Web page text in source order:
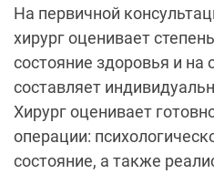
На первичной
хирург оценивает
состояние здоровья и на
составляет
Хирург оценивает
операции:
состояние, а также